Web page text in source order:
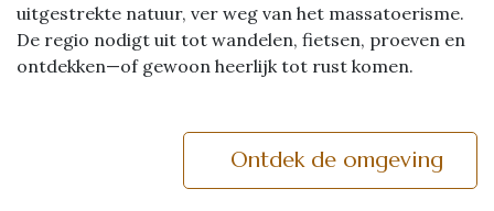
uitgestrekte natuur, ver weg van het massatoerisme.
De regio nodigt uit tot wandelen, fietsen, proeven en
ontdekken—of gewoon heerlijk tot rust komen.
Ontdek de omgeving